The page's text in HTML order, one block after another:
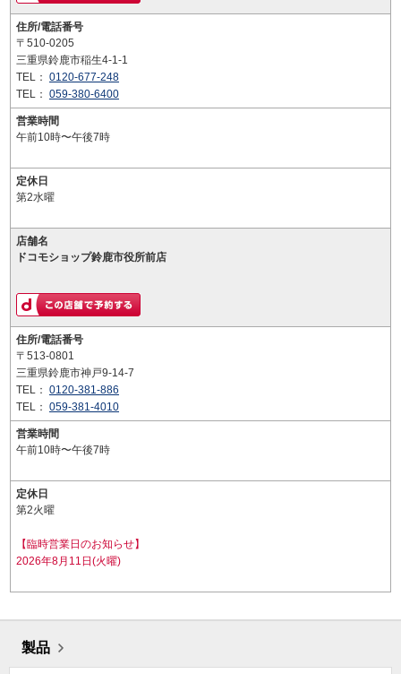
住所/電話番号
〒510-0205
三重県鈴鹿市稲生4-1-1
TEL： 0120-677-248
TEL： 059-380-6400
営業時間
午前10時〜午後7時
定休日
第2水曜
店舗名
ドコモショップ鈴鹿市役所前店
住所/電話番号
〒513-0801
三重県鈴鹿市神戸9-14-7
TEL： 0120-381-886
TEL： 059-381-4010
営業時間
午前10時〜午後7時
定休日
第2火曜
【臨時営業日のお知らせ】
2026年8月11日(火曜)
製品